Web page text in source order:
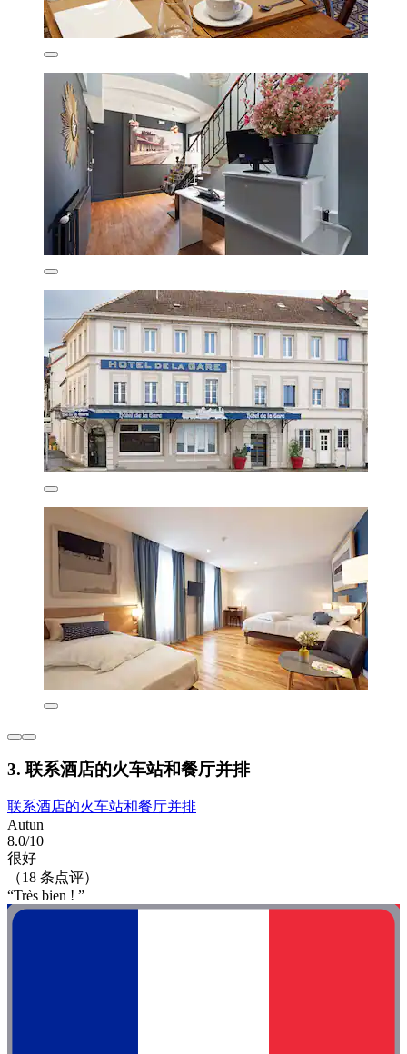
3. 联系酒店的火车站和餐厅并排
联系酒店的火车站和餐厅并排
Autun
8.0/10
很好
（18 条点评）
“Très bien ! ”